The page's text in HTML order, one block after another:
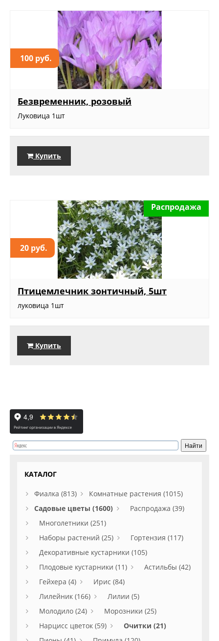
100 руб.
Безвременник, розовый
Луковица 1шт
Купить
20 руб.
Распродажа
Птицемлечник зонтичный, 5шт
луковица 1шт
Купить
КАТАЛОГ
Фиалка (813)
Комнатные растения (1015)
Садовые цветы (1600)
Распродажа (39)
Многолетники (251)
Наборы растений (25)
Гортензия (117)
Декоративные кустарники (105)
Плодовые кустарники (11)
Астильбы (42)
Гейхера (4)
Ирис (84)
Лилейник (166)
Лилии (5)
Молодило (24)
Морозники (25)
Нарцисс цветок (59)
Очитки (21)